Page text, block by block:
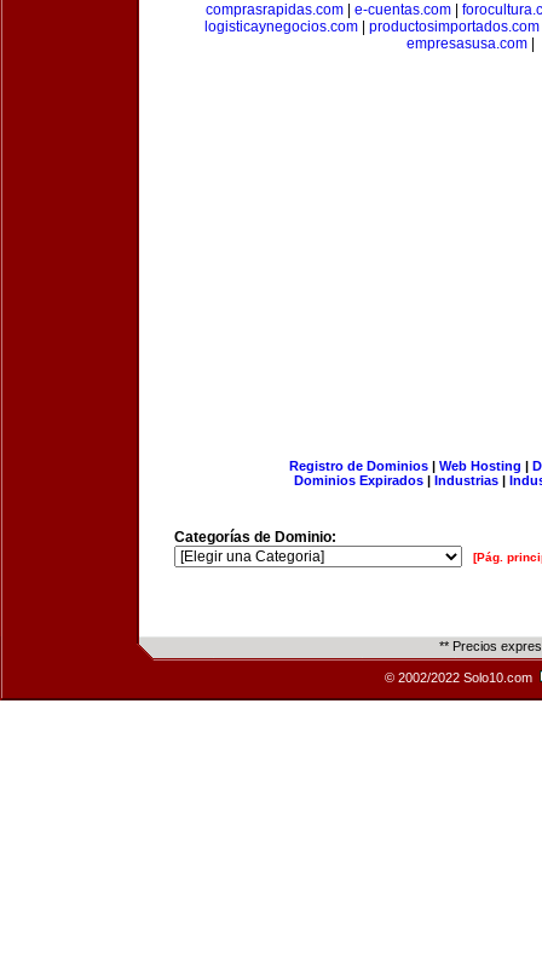
comprasrapidas.com
e-cuentas.com
logisticaynegocios.com
productosimportados.com
empresasusa.com
Registro de Dominios| Web Hosting |
Dominios Expirados | Industrias |
Categorías de Dominio:
[Pág.
** Precios
© 2002/2022 Solo10.com